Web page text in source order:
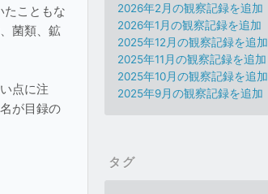
たこともな
菌類、鉱
点に注
が目録の
2026年2月の観察記録を追加
2026年1月の観察記録を追加
2025年12月の観察記録を追加
2025年11月の観察記録を追加
2025年10月の観察記録を追加
2025年9月の観察記録を追加
タグ